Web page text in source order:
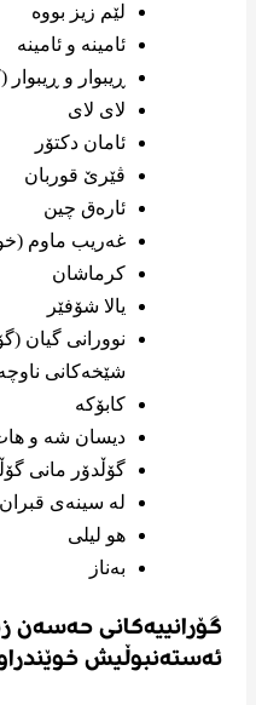
لێم زیز بووه
ئامینە و ئامینە
ڕیبوار و
لای لای
ئامان دکتۆر
ڤێرێ قوربان
ئارەق چین
غەریب ماوم
کرماشان
یالا شۆفێر
نوورانی گیان
شێخەکانی
کابۆکە
دیسان شه و
گۆڵدۆر مانی
له سینه‌ی قبران
هو لیلی
به‌ناز
گۆرانییەکانی حەسەن
ئەستەنبوڵیش